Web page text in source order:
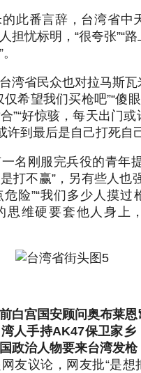
此番言辞，台湾省中
担忧标明，“很夸张”“路
湾省民众也对拉马斯
希望我们买枪吧”“傻
”“好惊骇，每天出门或
许到最后是自己打死
名刚服完兵役的青年
打不赢”，另有些人也
险”“我们多少人摸过
思维硬要套他人身上
白宫国安顾问奥布莱
人手持AK47保卫家乡
政治人物要来台湾发枪
友议论，网友批“是想